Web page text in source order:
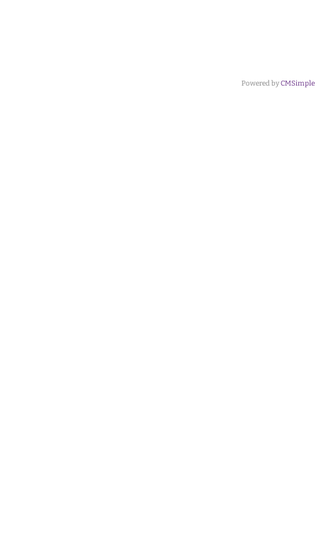
Powered byCMSimple